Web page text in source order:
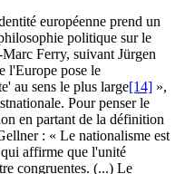
européenne prend un
politique sur le
Ferry, suivant Jürgen
l'Europe pose le
au sens le plus large[14] »,
Pour penser le
en partant de la définition
: « Le nationalisme est
affirme que l'unité
congruentes. (...) Le